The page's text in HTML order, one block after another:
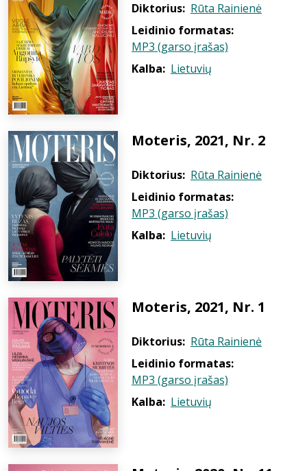
Diktorius: Rūta Rainienė
Leidinio formatas:
MP3 (garso įrašas)
Kalba: Lietuvių
Moteris, 2021, Nr. 2
Diktorius: Rūta Rainienė
Leidinio formatas:
MP3 (garso įrašas)
Kalba: Lietuvių
Moteris, 2021, Nr. 1
Diktorius: Rūta Rainienė
Leidinio formatas:
MP3 (garso įrašas)
Kalba: Lietuvių